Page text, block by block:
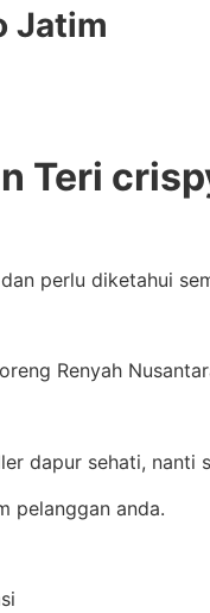
Jatim
Teri
perlu diketahui
Renyah
dapur sehati,
pelanggan anda.